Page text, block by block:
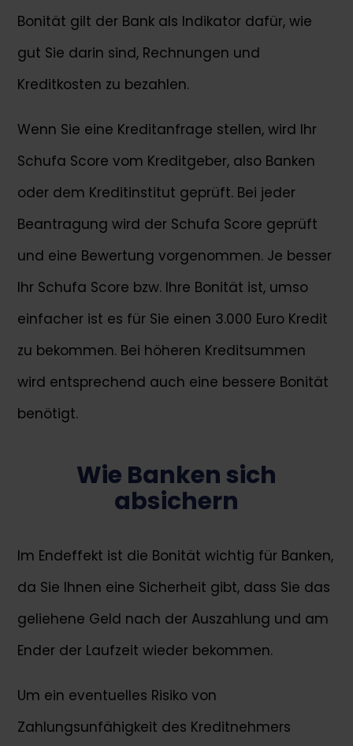
Bonität gilt der Bank als Indikator dafür, wie
gut Sie darin sind, Rechnungen und
Kreditkosten zu bezahlen.
Wenn Sie eine Kreditanfrage stellen, wird Ihr
Schufa Score vom Kreditgeber, also Banken
oder dem Kreditinstitut geprüft. Bei jeder
Beantragung wird der Schufa Score geprüft
und eine Bewertung vorgenommen. Je besser
Ihr Schufa Score bzw. Ihre Bonität ist, umso
einfacher ist es für Sie einen 3.000 Euro Kredit
zu bekommen. Bei höheren Kreditsummen
wird entsprechend auch eine bessere Bonität
benötigt.
Wie Banken sich
absichern
Im Endeffekt ist die Bonität wichtig für Banken,
da Sie Ihnen eine Sicherheit gibt, dass Sie das
geliehene Geld nach der Auszahlung und am
Ender der Laufzeit wieder bekommen.
Um ein eventuelles Risiko von
Zahlungsunfähigkeit des Kreditnehmers